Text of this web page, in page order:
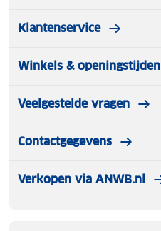
Klantenservice
Winkels & openingstijden
Veelgestelde vragen
Contactgegevens
Verkopen via ANWB.nl